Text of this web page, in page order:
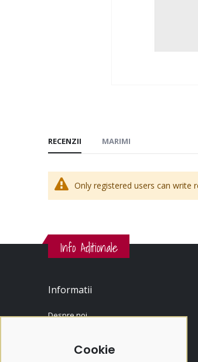
Cookie
RECENZII
Only registered users can write
MARIMI
Info Aditionale
Informatii
Despre noi
Contul Meu